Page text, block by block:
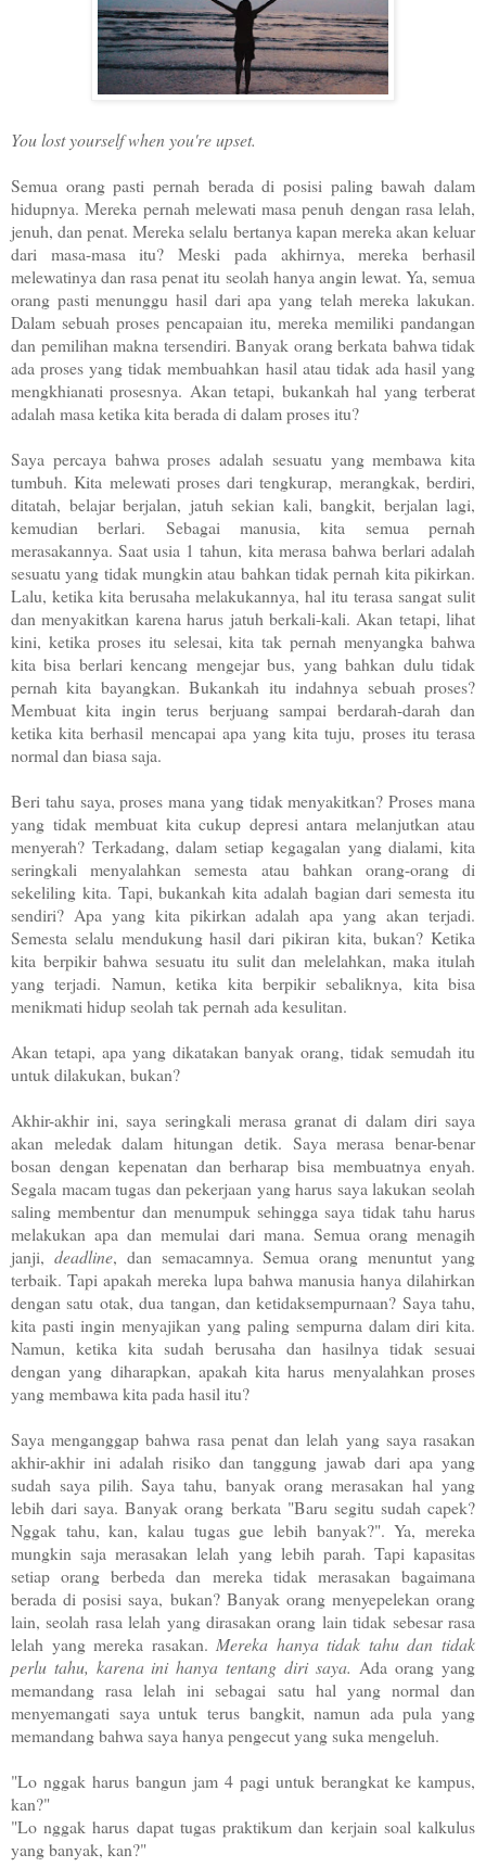
You lost yourself when you're upset.
Semua orang pasti pernah berada di posisi paling bawah dalam
hidupnya. Mereka pernah melewati masa penuh dengan rasa lelah,
jenuh, dan penat. Mereka selalu bertanya kapan mereka akan keluar
dari masa-masa itu? Meski pada akhirnya, mereka berhasil
melewatinya dan rasa penat itu seolah hanya angin lewat. Ya, semua
orang pasti menunggu hasil dari apa yang telah mereka lakukan.
Dalam sebuah proses pencapaian itu, mereka memiliki pandangan
dan pemilihan makna tersendiri. Banyak orang berkata bahwa tidak
ada proses yang tidak membuahkan hasil atau tidak ada hasil yang
mengkhianati prosesnya. Akan tetapi, bukankah hal yang terberat
adalah masa ketika kita berada di dalam proses itu?
Saya percaya bahwa proses adalah sesuatu yang membawa kita
tumbuh. Kita melewati proses dari tengkurap, merangkak, berdiri,
ditatah, belajar berjalan, jatuh sekian kali, bangkit, berjalan lagi,
kemudian berlari. Sebagai manusia, kita semua pernah
merasakannya. Saat usia 1 tahun, kita merasa bahwa berlari adalah
sesuatu yang tidak mungkin atau bahkan tidak pernah kita pikirkan.
Lalu, ketika kita berusaha melakukannya, hal itu terasa sangat sulit
dan menyakitkan karena harus jatuh berkali-kali. Akan tetapi, lihat
kini, ketika proses itu selesai, kita tak pernah menyangka bahwa
kita bisa berlari kencang mengejar bus, yang bahkan dulu tidak
pernah kita bayangkan. Bukankah itu indahnya sebuah proses?
Membuat kita ingin terus berjuang sampai berdarah-darah dan
ketika kita berhasil mencapai apa yang kita tuju, proses itu terasa
normal dan biasa saja.
Beri tahu saya, proses mana yang tidak menyakitkan? Proses mana
yang tidak membuat kita cukup depresi antara melanjutkan atau
menyerah? Terkadang, dalam setiap kegagalan yang dialami, kita
seringkali menyalahkan semesta atau bahkan orang-orang di
sekeliling kita. Tapi, bukankah kita adalah bagian dari semesta itu
sendiri? Apa yang kita pikirkan adalah apa yang akan terjadi.
Semesta selalu mendukung hasil dari pikiran kita, bukan? Ketika
kita berpikir bahwa sesuatu itu sulit dan melelahkan, maka itulah
yang terjadi. Namun, ketika kita berpikir sebaliknya, kita bisa
menikmati hidup seolah tak pernah ada kesulitan.
Akan tetapi, apa yang dikatakan banyak orang, tidak semudah itu
untuk dilakukan, bukan?
Akhir-akhir ini, saya seringkali merasa granat di dalam diri saya
akan meledak dalam hitungan detik. Saya merasa benar-benar
bosan dengan kepenatan dan berharap bisa membuatnya enyah.
Segala macam tugas dan pekerjaan yang harus saya lakukan seolah
saling membentur dan menumpuk sehingga saya tidak tahu harus
melakukan apa dan memulai dari mana. Semua orang menagih
janji, deadline, dan semacamnya. Semua orang menuntut yang
terbaik. Tapi apakah mereka lupa bahwa manusia hanya dilahirkan
dengan satu otak, dua tangan, dan ketidaksempurnaan? Saya tahu,
kita pasti ingin menyajikan yang paling sempurna dalam diri kita.
Namun, ketika kita sudah berusaha dan hasilnya tidak sesuai
dengan yang diharapkan, apakah kita harus menyalahkan proses
yang membawa kita pada hasil itu?
Saya menganggap bahwa rasa penat dan lelah yang saya rasakan
akhir-akhir ini adalah risiko dan tanggung jawab dari apa yang
sudah saya pilih. Saya tahu, banyak orang merasakan hal yang
lebih dari saya. Banyak orang berkata "Baru segitu sudah capek?
Nggak tahu, kan, kalau tugas gue lebih banyak?". Ya, mereka
mungkin saja merasakan lelah yang lebih parah. Tapi kapasitas
setiap orang berbeda dan mereka tidak merasakan bagaimana
berada di posisi saya, bukan? Banyak orang menyepelekan orang
lain, seolah rasa lelah yang dirasakan orang lain tidak sebesar rasa
lelah yang mereka rasakan. Mereka hanya tidak tahu dan tidak
perlu tahu, karena ini hanya tentang diri saya. Ada orang yang
memandang rasa lelah ini sebagai satu hal yang normal dan
menyemangati saya untuk terus bangkit, namun ada pula yang
memandang bahwa saya hanya pengecut yang suka mengeluh.
"Lo nggak harus bangun jam 4 pagi untuk berangkat ke kampus,
kan?"
"Lo nggak harus dapat tugas praktikum dan kerjain soal kalkulus
yang banyak, kan?"